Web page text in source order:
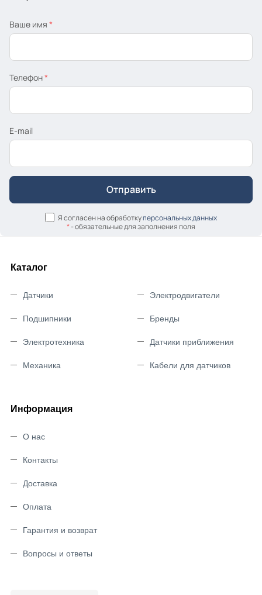
Ваше имя *
Телефон*
E-mail
Я согласен на обработкуперсональных данных
*- обязательные для заполнения поля
Каталог
Датчики
Подшипники
Электротехника
Механика
Электродвигатели
Бренды
Датчики приближения
Кабели для датчиков
Информация
О нас
Контакты
Доставка
Оплата
Гарантия и возврат
Вопросы и ответы